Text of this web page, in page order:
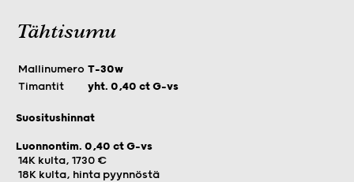
Tähtisumu
Mallinumero T-30w
Timantit
yht. 0,40 ct G-vs
Suositushinnat
Luonnontim. 0,40 ct G-vs
14K kulta, 1730 €
18K kulta, hinta pyynnöstä